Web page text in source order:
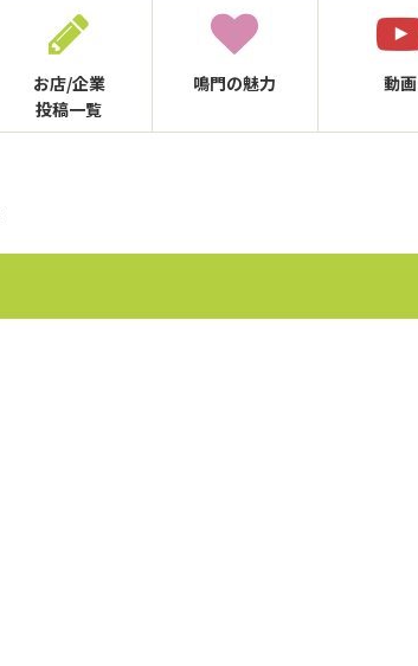
お店/企業
投稿一覧
鳴門の魅力 動画